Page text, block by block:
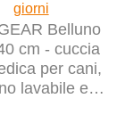
giorni
Belluno
cm - cuccia
per cani,
lavabile e